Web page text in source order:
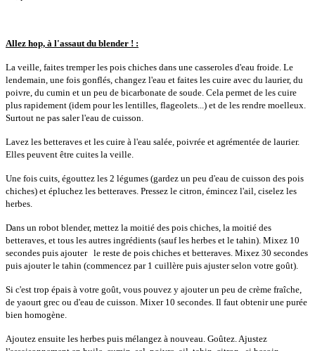
Allez hop, à l'assaut du blender ! :
La veille, faites tremper les pois chiches dans une casseroles d'eau froide. Le
lendemain, une fois gonflés, changez l'eau et faites les cuire avec du laurier, du
poivre, du cumin et un peu de bicarbonate de soude. Cela permet de les cuire
plus rapidement (idem pour les lentilles, flageolets...) et de les rendre moelleux.
Surtout ne pas saler l'eau de cuisson.
Lavez les betteraves et les cuire à l'eau salée, poivrée et agrémentée de laurier.
Elles peuvent être cuites la veille.
Une fois cuits, égouttez les 2 légumes (gardez un peu d'eau de cuisson des pois
chiches) et épluchez les betteraves. Pressez le citron, émincez l'ail, ciselez les
herbes.
Dans un robot blender, mettez la moitié des pois chiches, la moitié des
betteraves, et tous les autres ingrédients (sauf les herbes et le tahin). Mixez 10
secondes puis ajouter le reste de pois chiches et betteraves. Mixez 30 secondes
puis ajouter le tahin (commencez par 1 cuillère puis ajuster selon votre goût).
Si c'est trop épais à votre goût, vous pouvez y ajouter un peu de crème fraîche,
de yaourt grec ou d'eau de cuisson. Mixer 10 secondes. Il faut obtenir une purée
bien homogène.
Ajoutez ensuite les herbes puis mélangez à nouveau. Goûtez. Ajustez